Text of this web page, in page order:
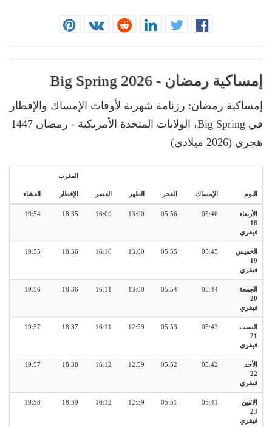
إمساكية رمضان - Big Spring 2026
إمساكية رمضان: رزنامة شهرية لأوقات الإمساك والإفطار
في Big Spring، الولايات المتحدة الأمريكية - رمضان 1447
هجري (2026 ميلادي)
اليوم الإمساك الفجر الظهر العصر
المغرب
الإفطار العشاء
الأربعاء
18
فيفري
05:46
05:56
13:00
16:09
18:35
19:54
الخميس
19
فيفري
05:45
05:55
13:00
16:10
18:36
19:55
الجمعة
20
فيفري
05:44
05:54
13:00
16:11
18:36
19:56
السبت
21
فيفري
05:43
05:53
12:59
16:11
18:37
19:57
الأحد
22
فيفري
05:42
05:52
12:59
16:12
18:38
19:57
الاثنين
23
فيفري
05:41
05:51
12:59
16:12
18:39
19:58